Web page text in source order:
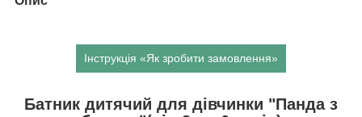
Інструкція «Як зробити замовлення»
Батник дитячий для дівчинки "Панда з